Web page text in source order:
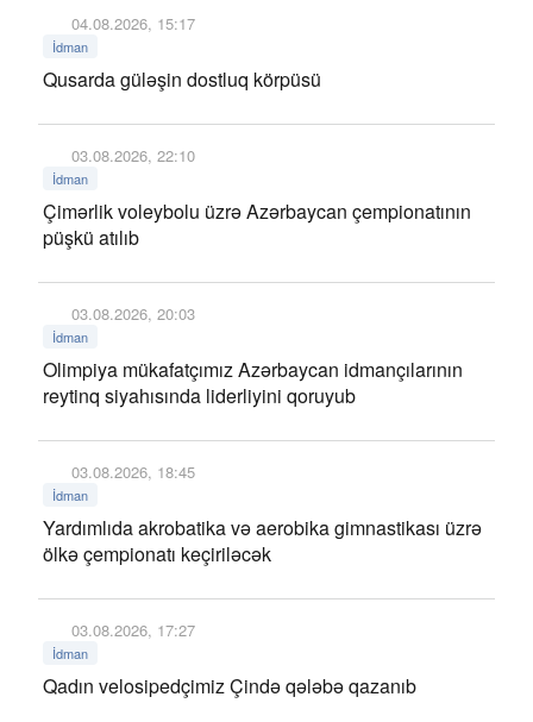
04.08.2026, 15:17
İdman
Qusarda güləşin dostluq körpüsü
03.08.2026, 22:10
İdman
Çimərlik voleybolu üzrə Azərbaycan çempionatının
püşkü atılıb
03.08.2026, 20:03
İdman
Olimpiya mükafatçımız Azərbaycan idmançılarının
reytinq siyahısında liderliyini qoruyub
03.08.2026, 18:45
İdman
Yardımlıda akrobatika və aerobika gimnastikası üzrə
ölkə çempionatı keçiriləcək
03.08.2026, 17:27
İdman
Qadın velosipedçimiz Çində qələbə qazanıb